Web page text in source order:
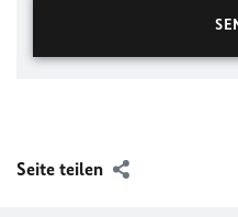
Seite teilen